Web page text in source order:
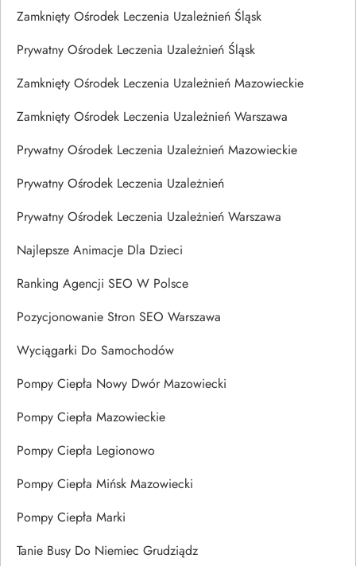
Zamknięty Ośrodek Leczenia Uzależnień Śląsk
Prywatny Ośrodek Leczenia Uzależnień Śląsk
Zamknięty Ośrodek Leczenia Uzależnień Mazowieckie
Zamknięty Ośrodek Leczenia Uzależnień Warszawa
Prywatny Ośrodek Leczenia Uzależnień Mazowieckie
Prywatny Ośrodek Leczenia Uzależnień
Prywatny Ośrodek Leczenia Uzależnień Warszawa
Najlepsze Animacje Dla Dzieci
Ranking Agencji SEO W Polsce
Pozycjonowanie Stron SEO Warszawa
Wyciągarki Do Samochodów
Pompy Ciepła Nowy Dwór Mazowiecki
Pompy Ciepła Mazowieckie
Pompy Ciepła Legionowo
Pompy Ciepła Mińsk Mazowiecki
Pompy Ciepła Marki
Tanie Busy Do Niemiec Grudziądz